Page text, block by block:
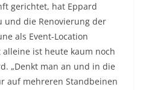
gerichtet, hat Eppard
und die Renovierung der
als Event-Location
ist heute kaum noch
„Denkt man an und in die
auf mehreren Standbeinen